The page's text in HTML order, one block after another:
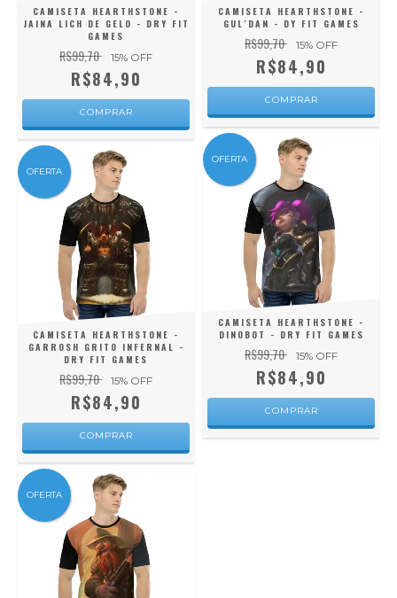
CAMISETA HEARTHSTONE -
JAINA LICH DE GELO - DRY FIT
GAMES
R$99,70 15% OFF
R$84,90
COMPRAR
CAMISETA HEARTHSTONE -
GUL´DAN - DY FIT GAMES
R$99,70 15% OFF
R$84,90
COMPRAR
OFERTA
CAMISETA HEARTHSTONE -
GARROSH GRITO INFERNAL -
DRY FIT GAMES
R$99,70 15% OFF
R$84,90
COMPRAR
OFERTA
CAMISETA HEARTHSTONE -
DINOBOT - DRY FIT GAMES
R$99,70 15% OFF
R$84,90
COMPRAR
OFERTA